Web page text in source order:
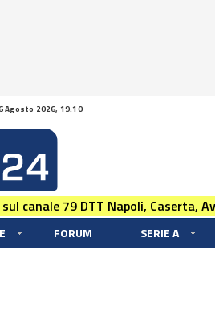
Agosto 2026, 19:10
canale 79 DTT Napoli, Caserta,
FORUM SERIE A